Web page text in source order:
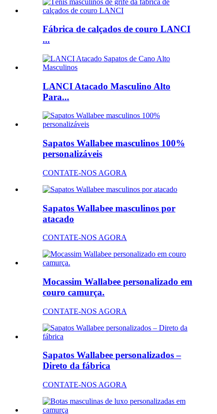
Fábrica de calçados de couro LANCI
...
LANCI Atacado Masculino Alto
Para...
Sapatos Wallabee masculinos 100%
personalizáveis
CONTATE-NOS AGORA
Sapatos Wallabee masculinos por
atacado
CONTATE-NOS AGORA
Mocassim Wallabee personalizado em
couro camurça.
CONTATE-NOS AGORA
Sapatos Wallabee personalizados –
Direto da fábrica
CONTATE-NOS AGORA